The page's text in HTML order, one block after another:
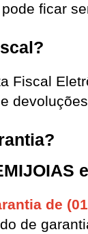
ficar
Fiscal
de
de